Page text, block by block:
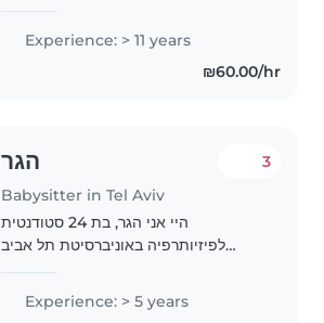
חיי עבדתי עם ילדים בשעות הבוקר
במעון, אחר צהריים מטפלת, כיום אני
Experience: > 11 years
₪60.00/hr
הגר
Babysitter in Tel Aviv
3
היי אני הגר, בת 24 סטודנטית
לפיזיותרפיה באוניברסיטת תל אביב
אשמח לשמור על ילדכם- לקחת אותם
להסתובב בחוץ, בגני שעשועים, לשחק
Experience: > 5 years